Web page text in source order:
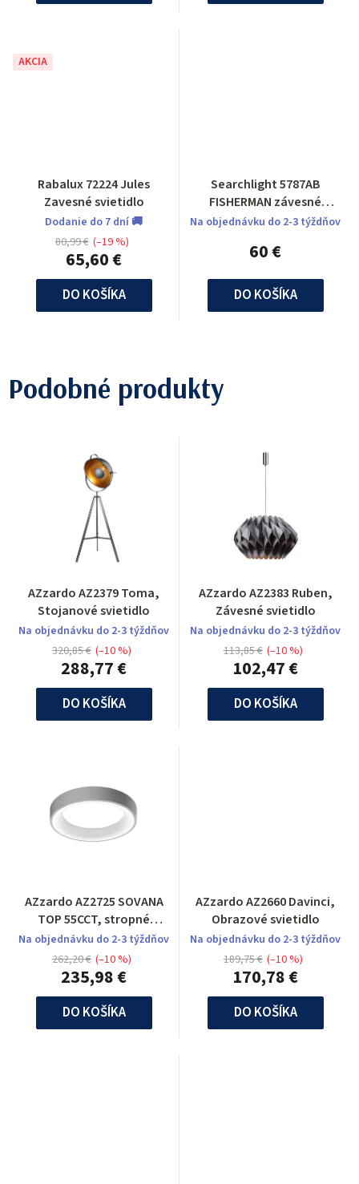
AKCIA
Rabalux 72224 Jules
Zavesné svietidlo
Dodanie do 7 dní 🚚
65,60 €
80,99 € (–19 %)
DO KOŠÍKA
Searchlight 5787AB
FISHERMAN závesné
svietidlo
Na objednávku do 2-3 týždňov
60 €
DO KOŠÍKA
Podobné produkty
AZzardo AZ2379 Toma,
Stojanové svietidlo
Na objednávku do 2-3 týždňov
288,77 €
320,85 € (–10 %)
DO KOŠÍKA
AZzardo AZ2383 Ruben,
Závesné svietidlo
Na objednávku do 2-3 týždňov
102,47 €
113,85 € (–10 %)
DO KOŠÍKA
AZzardo AZ2725 SOVANA
TOP 55CCT, stropné
svietidlo
Na objednávku do 2-3 týždňov
235,98 €
262,20 € (–10 %)
DO KOŠÍKA
AZzardo AZ2660 Davinci,
Obrazové svietidlo
Na objednávku do 2-3 týždňov
170,78 €
189,75 € (–10 %)
DO KOŠÍKA